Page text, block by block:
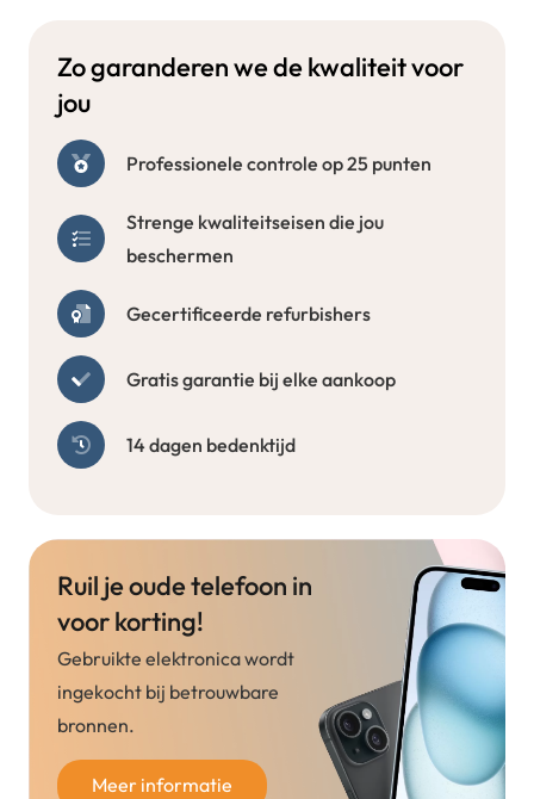
Zo garanderen we de kwaliteit voor
jou
Professionele controle op 25 punten
Strenge kwaliteitseisen die jou
beschermen
Gecertificeerde refurbishers
Gratis garantie bij elke aankoop
14 dagen bedenktijd
Ruil je oude telefoon in
voor korting!
Gebruikte elektronica wordt
ingekocht bij betrouwbare
bronnen.
Meer informatie